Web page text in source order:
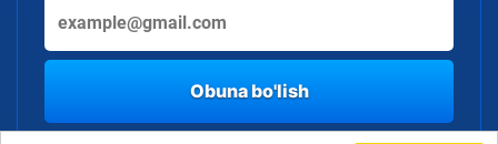
Obuna bo'lish